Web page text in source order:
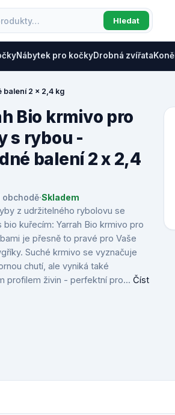
Hledat
Nábytek pro kočkyDrobná zvířataKoně
balení 2 x 2,4 kg
Bio krmivo pro
s rybou -
balení 2 x 2,4
obchodě·Skladem
z udržitelného rybolovu se
bio kuřecím: Yarrah Bio krmivo pro
je přesně to pravé pro Vaše
Suché krmivo se vyznačuje
chutí, ale vyniká také
profilem živin - perfektní pro... Číst